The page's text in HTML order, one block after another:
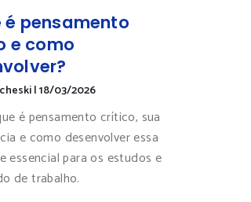
é pensamento
e como
|18/03/2026
é pensamento crítico, sua
e como desenvolver essa
essencial para os estudos e
de trabalho.